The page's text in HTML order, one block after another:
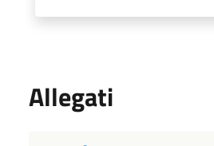
Allegati